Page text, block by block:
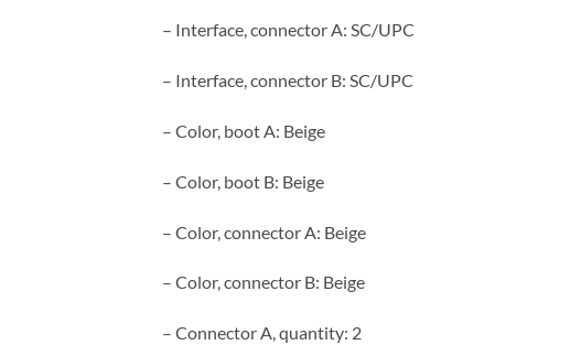
– Interface, connector A: SC/UPC
– Interface, connector B: SC/UPC
– Color, boot A: Beige
– Color, boot B: Beige
– Color, connector A: Beige
– Color, connector B: Beige
– Connector A, quantity: 2